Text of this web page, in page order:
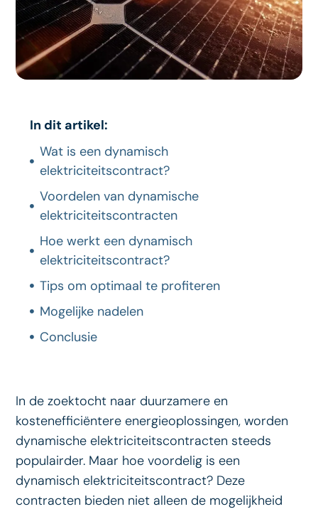
In dit artikel:
Wat is een dynamisch
elektriciteitscontract?
Voordelen van dynamische
elektriciteitscontracten
Hoe werkt een dynamisch
elektriciteitscontract?
Tips om optimaal te profiteren
Mogelijke nadelen
Conclusie
In de zoektocht naar duurzamere en
kostenefficiëntere energieoplossingen, worden
dynamische elektriciteitscontracten steeds
populairder. Maar hoe voordelig is een
dynamisch elektriciteitscontract? Deze
contracten bieden niet alleen de mogelijkheid